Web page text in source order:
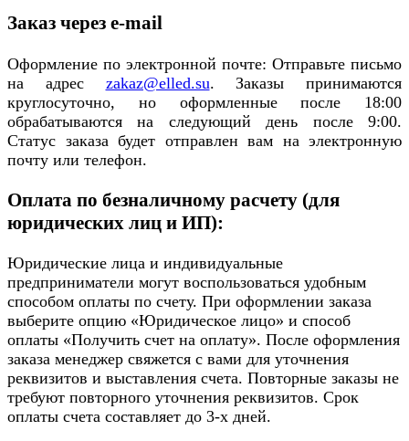
Заказ через e-mail
Оформление по электронной почте: Отправьте письмо
на адрес zakaz@elled.su. Заказы принимаются
круглосуточно, но оформленные после 18:00
обрабатываются на следующий день после 9:00.
Статус заказа будет отправлен вам на электронную
почту или телефон.
Оплата по безналичному расчету (для
юридических лиц и ИП):
Юридические лица и индивидуальные
предприниматели могут воспользоваться удобным
способом оплаты по счету. При оформлении заказа
выберите опцию «Юридическое лицо» и способ
оплаты «Получить счет на оплату». После оформления
заказа менеджер свяжется с вами для уточнения
реквизитов и выставления счета. Повторные заказы не
требуют повторного уточнения реквизитов. Срок
оплаты счета составляет до 3-х дней.